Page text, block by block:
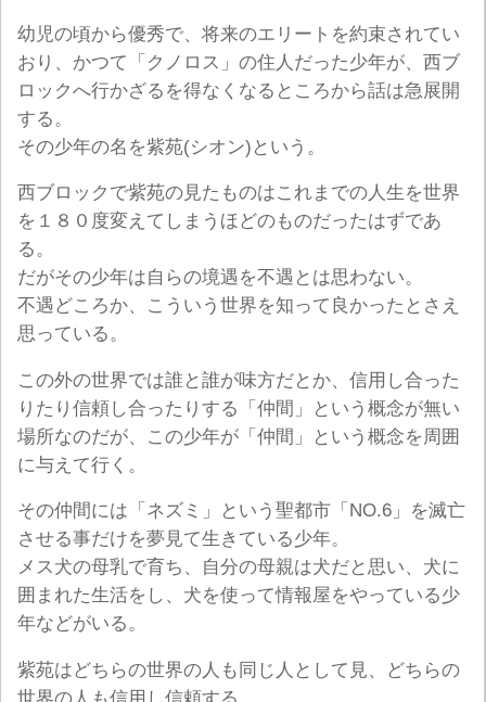
幼児の頃から優秀で、将来のエリートを約束されてい
おり、かつて「クノロス」の住人だった少年が、西ブ
ロックへ行かざるを得なくなるところから話は急展開
する。
その少年の名を紫苑(シオン)という。
西ブロックで紫苑の見たものはこれまでの人生を世界
を１８０度変えてしまうほどのものだったはずであ
る。
だがその少年は自らの境遇を不遇とは思わない。
不遇どころか、こういう世界を知って良かったとさえ
思っている。
この外の世界では誰と誰が味方だとか、信用し合った
りたり信頼し合ったりする「仲間」という概念が無い
場所なのだが、この少年が「仲間」という概念を周囲
に与えて行く。
その仲間には「ネズミ」という聖都市「NO.6」を滅亡
させる事だけを夢見て生きている少年。
メス犬の母乳で育ち、自分の母親は犬だと思い、犬に
囲まれた生活をし、犬を使って情報屋をやっている少
年などがいる。
紫苑はどちらの世界の人も同じ人として見、どちらの